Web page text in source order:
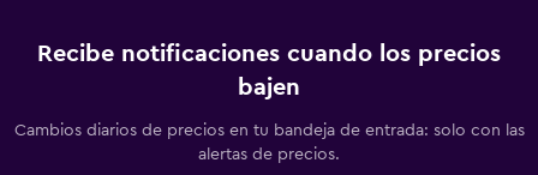
Recibe notificaciones cuando los precios
bajen
Cambios diarios de precios en tu bandeja de entrada: solo con las
alertas de precios.